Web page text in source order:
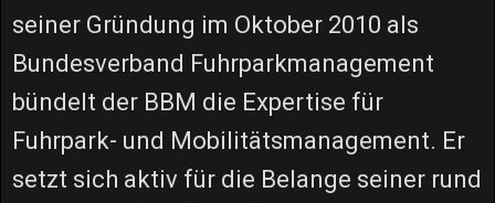
seiner Gründung im Oktober 2010 als
Bundesverband Fuhrparkmanagement
bündelt der BBM die Expertise für
Fuhrpark- und Mobilitätsmanagement. Er
setzt sich aktiv für die Belange seiner rund